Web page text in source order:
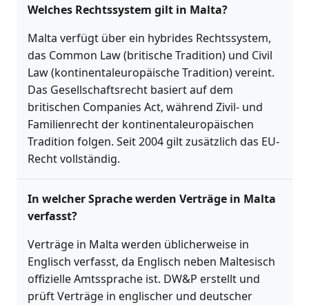
Welches Rechtssystem gilt in Malta?
Malta verfügt über ein hybrides Rechtssystem,
das Common Law (britische Tradition) und Civil
Law (kontinentaleuropäische Tradition) vereint.
Das Gesellschaftsrecht basiert auf dem
britischen Companies Act, während Zivil- und
Familienrecht der kontinentaleuropäischen
Tradition folgen. Seit 2004 gilt zusätzlich das EU-
Recht vollständig.
In welcher Sprache werden Verträge in Malta
verfasst?
Verträge in Malta werden üblicherweise in
Englisch verfasst, da Englisch neben Maltesisch
offizielle Amtssprache ist. DW&P erstellt und
prüft Verträge in englischer und deutscher